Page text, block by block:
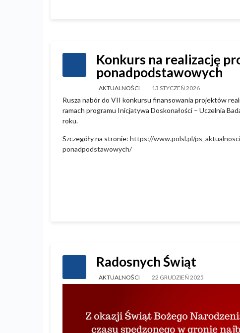
Konkurs na realizację
ponadpodstawowych
AKTUALNOŚCI 13 STYCZEŃ 2026
Rusza nabór do VII konkursu finansowania projektów
ramach programu Inicjatywa Doskonałości – Uczelnia
roku.
Szczegóły na stronie: https://www.polsl.pl/
ponadpodstawowych/
Radosnych Świąt
AKTUALNOŚCI 22 GRUDZIEŃ 2025